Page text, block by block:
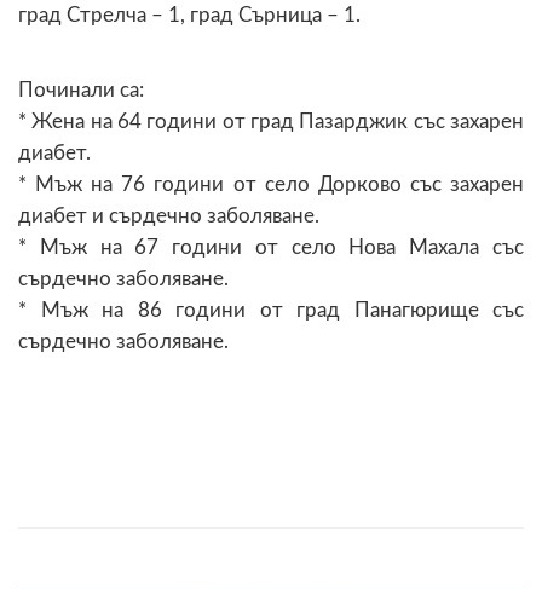
град Стрелча – 1, град Сърница – 1.
Починали са:
* Жена на 64 години от град Пазарджик със захарен
диабет.
* Мъж на 76 години от село Дорково със захарен
диабет и сърдечно заболяване.
* Мъж на 67 години от село Нова Махала със
сърдечно заболяване.
* Мъж на 86 години от град Панагюрище със
сърдечно заболяване.